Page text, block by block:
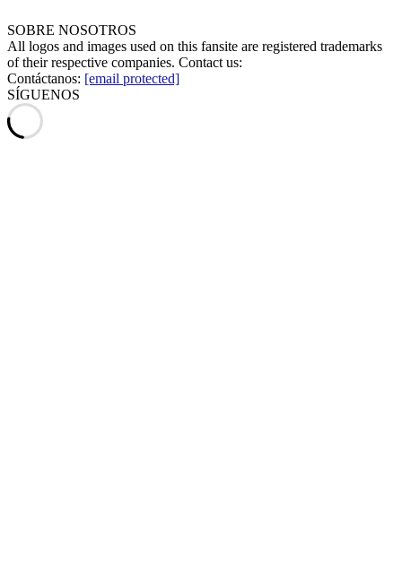
SOBRE NOSOTROS
All logos and images used on this fansite are registered trademarks
of their respective companies. Contact us:
Contáctanos: [email protected]
SÍGUENOS